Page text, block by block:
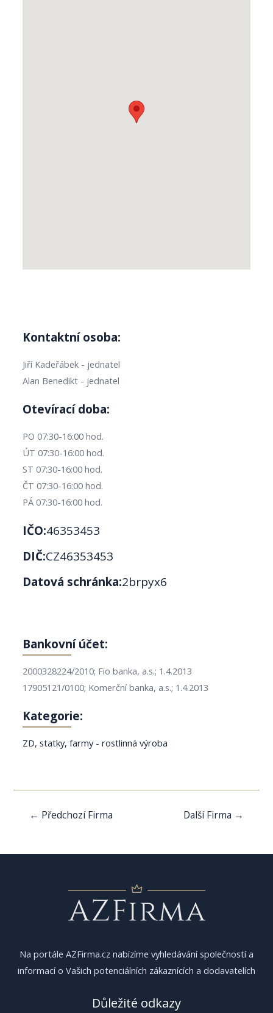
Kontaktní osoba:
Jiří Kadeřábek - jednatel
Alan Benedikt - jednatel
Otevírací doba:
PO 07:30-16:00 hod.
ÚT 07:30-16:00 hod.
ST 07:30-16:00 hod.
ČT 07:30-16:00 hod.
PÁ 07:30-16:00 hod.
IČO:46353453
DIČ:CZ46353453
Datová schránka:2brpyx6
Bankovní účet:
2000328224/2010; Fio banka, a.s.; 1.4.2013
17905121/0100; Komerční banka, a.s.; 1.4.2013
Kategorie:
ZD, statky, farmy - rostlinná výroba
Navigace
← Předchozí Firma Další Firma →
Na portále AZFirma.cz nabízíme vyhledávání společností a
informací o Vašich potenciálních zákaznících a dodavatelích
Důležité odkazy